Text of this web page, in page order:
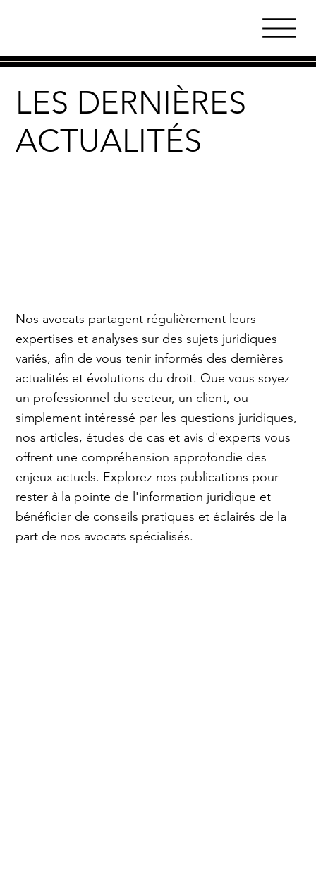
LES DERNIÈRES
ACTUALITÉS
Nos avocats partagent régulièrement leurs
expertises et analyses sur des sujets juridiques
variés, afin de vous tenir informés des dernières
actualités et évolutions du droit. Que vous soyez
un professionnel du secteur, un client, ou
simplement intéressé par les questions juridiques,
nos articles, études de cas et avis d'experts vous
offrent une compréhension approfondie des
enjeux actuels. Explorez nos publications pour
rester à la pointe de l'information juridique et
bénéficier de conseils pratiques et éclairés de la
part de nos avocats spécialisés.